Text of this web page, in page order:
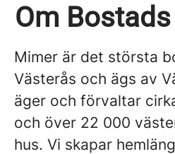
Om
Mimer är det största
Västerås och ägs av
äger och förvaltar
och över 22 000
hus. Vi skapar